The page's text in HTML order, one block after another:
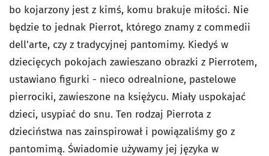
bo kojarzony jest z kimś, komu brakuje miłości. Nie
będzie to jednak Pierrot, którego znamy z commedii
dell'arte, czy z tradycyjnej pantomimy. Kiedyś w
dziecięcych pokojach zawieszano obrazki z Pierrotem,
ustawiano figurki - nieco odrealnione, pastelowe
pierrociki, zawieszone na księżycu. Miały uspokajać
dzieci, usypiać do snu. Ten rodzaj Pierrota z
dzieciństwa nas zainspirował i powiązaliśmy go z
pantomimą. Świadomie używamy jej języka w